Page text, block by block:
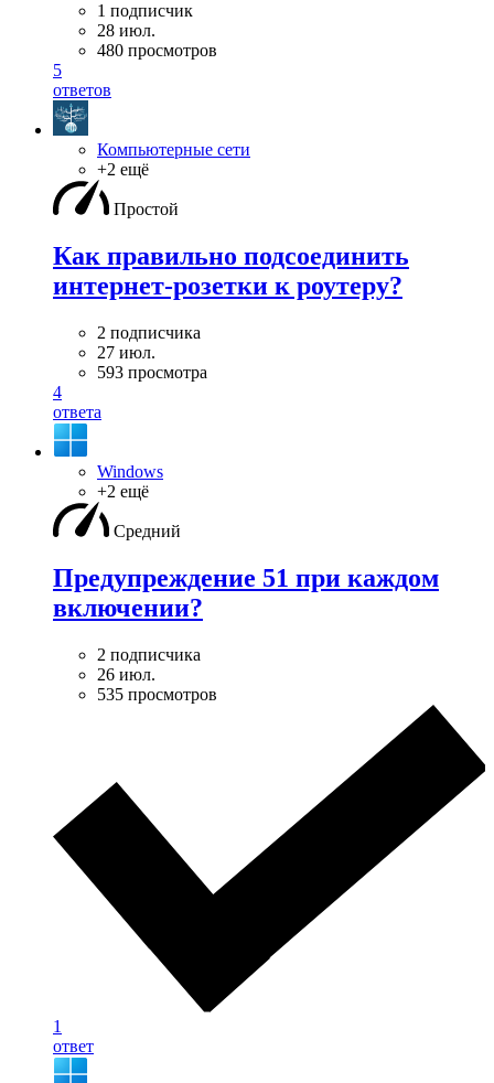
1 подписчик
28 июл.
480 просмотров
5
ответов
Компьютерные сети
+2 ещё
Простой
Как правильно подсоединить
интернет-розетки к роутеру?
2 подписчика
27 июл.
593 просмотра
4
ответа
Windows
+2 ещё
Средний
Предупреждение 51 при каждом
включении?
2 подписчика
26 июл.
535 просмотров
1
ответ